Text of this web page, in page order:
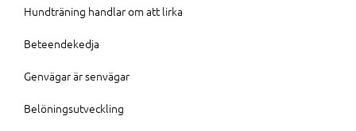
Hundträning handlar om att lirka
Beteendekedja
Genvägar är senvägar
Belöningsutveckling